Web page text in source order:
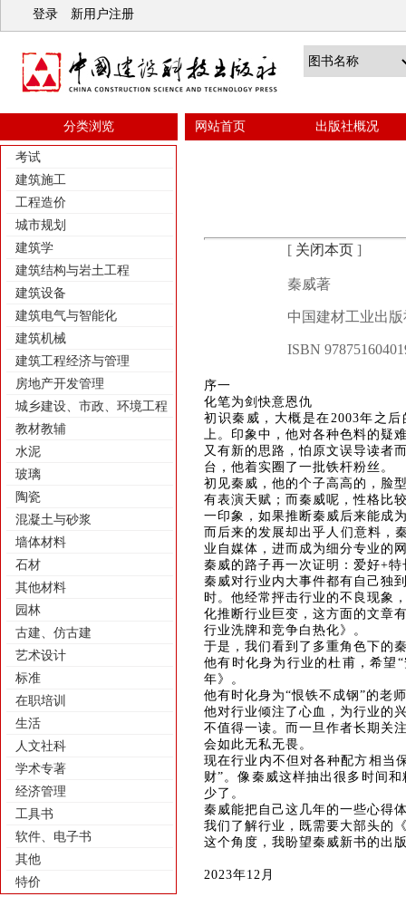
登录 新用户注册
分类浏览 网站首页 出版社概况
考试
建筑施工
工程造价
城市规划
建筑学
建筑结构与岩土工程
建筑设备
建筑电气与智能化
建筑机械
建筑工程经济与管理
房地产开发管理
城乡建设、市政、环境工程
教材教辅
水泥
玻璃
陶瓷
混凝土与砂浆
墙体材料
石材
其他材料
园林
古建、仿古建
艺术设计
标准
在职培训
生活
人文社科
学术专著
经济管理
工具书
软件、电子书
其他
特价
[ 关闭本页 ]
秦威著
中国建材工业出版
ISBN
序一
化笔为剑快意恩仇
初识秦威，大概是在2003年之
上。印象中，他对各种色料的疑
又有新的思路，怕原文误导读者
台，他着实圈了一批铁杆粉丝。
初见秦威，他的个子高高的，脸
有表演天赋；而秦威呢，性格比
一印象，如果推断秦威后来能成
而后来的发展却出乎人们意料，
业自媒体，进而成为细分专业的
秦威的路子再一次证明：爱好+特
秦威对行业内大事件都有自己独
时。他经常抨击行业的不良现象
化推断行业巨变，这方面的文章
行业洗牌和竞争白热化》。
于是，我们看到了多重角色下的
他有时化身为行业的杜甫，希望
年》。
他有时化身为“恨铁不成钢”的老
他对行业倾注了心血，为行业的
不值得一读。而一旦作者长期关
会如此无私无畏。
现在行业内不但对各种配方相当
财”。像秦威这样抽出很多时间
少了。
秦威能把自己这几年的一些心得
我们了解行业，既需要大部头的
这个角度，我盼望秦威新书的出
2023年12月